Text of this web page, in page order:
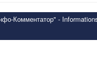
Комментатор" -